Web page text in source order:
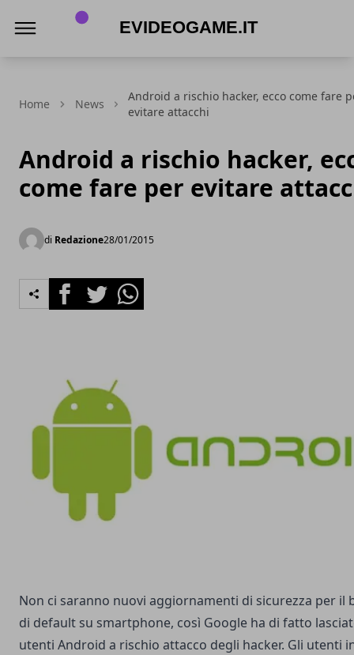
Home News
Android a rischio hacker, ecco come fare
evitare attacchi
Android a rischio hacker,
come fare per evitare
di Redazione28/01/2015
FacebookTwitterWhatsapp
Non ci saranno nuovi aggiornamenti di sicurezza per il
di default su smartphone, così Google ha di fatto
utenti Android a rischio attacco degli hacker. Gli utenti